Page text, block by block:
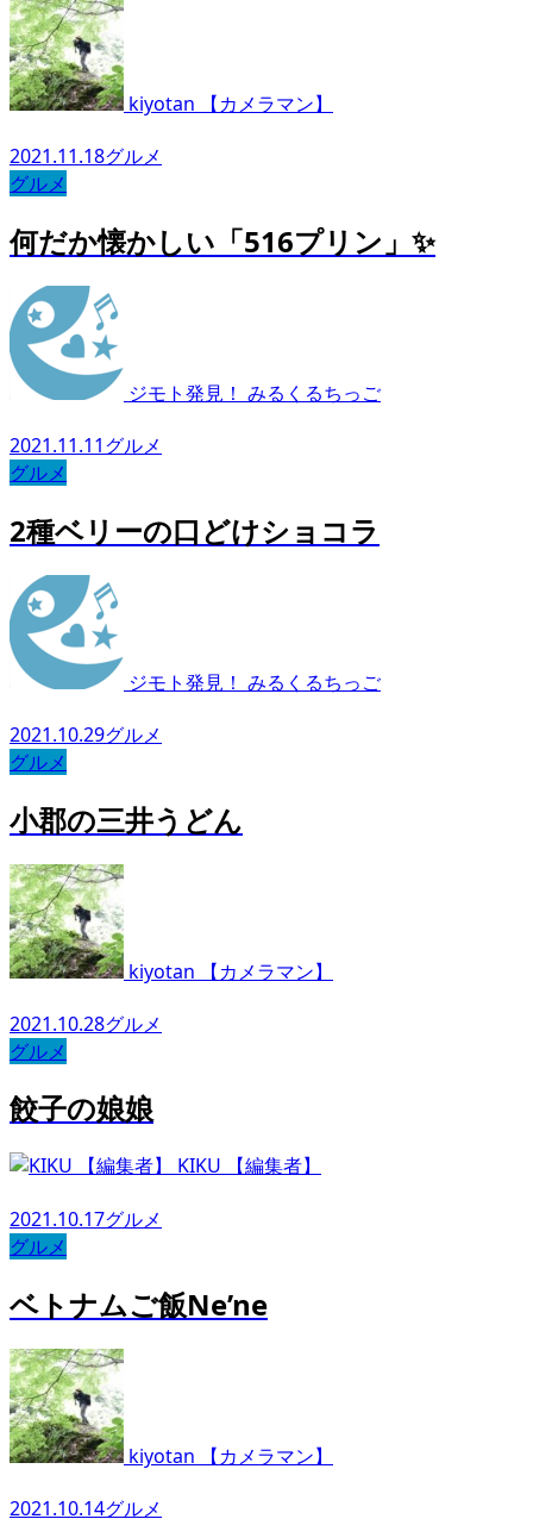
kiyotan 【カメラマン】
2021.11.18グルメ
グルメ
何だか懐かしい「516プリン」✨
ジモト発見！ みるくるちっご
2021.11.11グルメ
グルメ
2種ベリーの口どけショコラ
ジモト発見！ みるくるちっご
2021.10.29グルメ
グルメ
小郡の三井うどん
kiyotan 【カメラマン】
2021.10.28グルメ
グルメ
餃子の娘娘
KIKU 【編集者】
2021.10.17グルメ
グルメ
ベトナムご飯Ne’ne
kiyotan 【カメラマン】
2021.10.14グルメ